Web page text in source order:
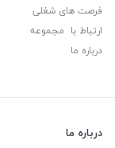
فرصت های شغلی
ارتباط با مجموعه
درباره ما
درباره ما